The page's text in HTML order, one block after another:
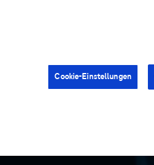
Cookie-Einstellungen